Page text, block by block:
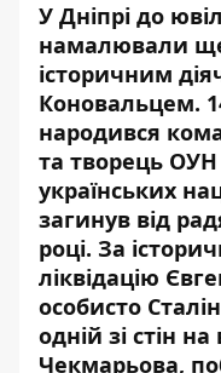
У Дніпрі до
намалювали
історичним
Коновальцем.
народився
та творець ОУН
українських
загинув від
році. За
ліквідацію
особисто
одній зі стін
Чекмарьова,